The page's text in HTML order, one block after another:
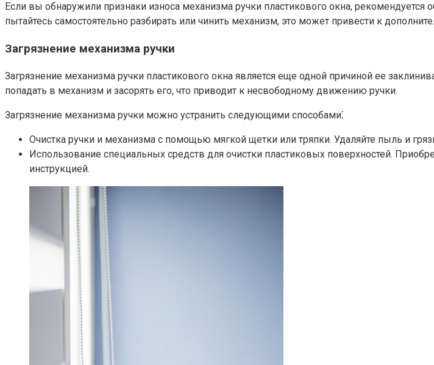
Если вы обнаружили признаки износа механизма ручки пластикового окна,
пытайтесь самостоятельно разбирать или чинить механизм, это может привести к
Загрязнение механизма ручки
Загрязнение механизма ручки пластикового окна является еще одной причиной ее
попадать в механизм и засорять его, что приводит к несвободному движению ручки.
Загрязнение механизма ручки можно устранить следующими способами⁚
Очистка ручки и механизма с помощью мягкой щетки или тряпки. Удаляйте пыль и
Использование специальных средств для очистки пластиковых поверхностей.​
инструкцией.​